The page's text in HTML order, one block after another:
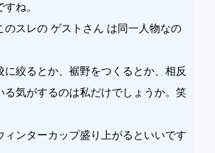
ね。
のスレの ゲストさん は同一人物なの
に絞るとか、裾野をつくるとか、相反
る気がするのは私だけでしょうか。笑
ィンターカップ盛り上がるといいです